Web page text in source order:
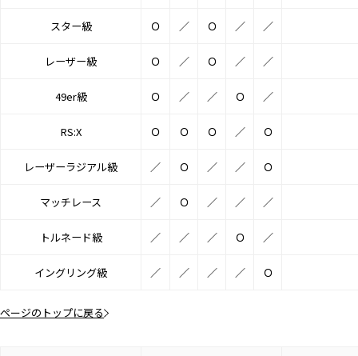
スター級 Ｏ ／ Ｏ ／ ／
レーザー級 Ｏ ／ Ｏ ／ ／
49er級 Ｏ ／ ／ Ｏ ／
RS:X Ｏ Ｏ Ｏ ／ Ｏ
レーザーラジアル級 ／ Ｏ ／ ／ Ｏ
マッチレース ／ Ｏ ／ ／ ／
トルネード級 ／ ／ ／ Ｏ ／
イングリング級 ／ ／ ／ ／ Ｏ
ページのトップに戻る